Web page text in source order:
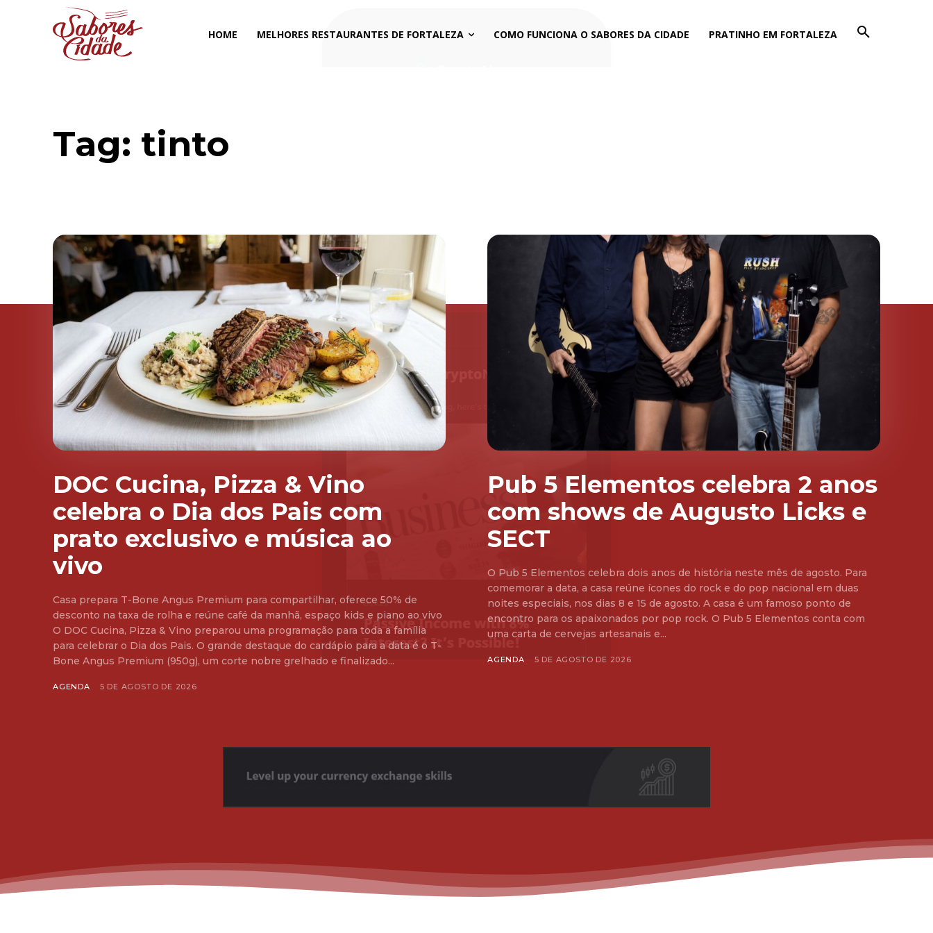
HOME MELHORES RESTAURANTES DE FORTALEZA COMO FUNCIONA O SABORES DA CIDADE PRATINHO EM FORTALEZA
Tag: tinto
DOC Cucina, Pizza & Vino
celebra o Dia dos Pais com
prato exclusivo e música ao
vivo
Casa prepara T-Bone Angus Premium para compartilhar, oferece 50% de
desconto na taxa de rolha e reúne café da manhã, espaço kids e piano ao vivo
O DOC Cucina, Pizza & Vino preparou uma programação para toda a família
para celebrar o Dia dos Pais. O grande destaque do cardápio para a data é o T-
Bone Angus Premium (950g), um corte nobre grelhado e finalizado...
AGENDA 5 DE AGOSTO DE 2026
Pub 5 Elementos celebra 2 anos
com shows de Augusto Licks e
SECT
O Pub 5 Elementos celebra dois anos de história neste mês de agosto. Para
comemorar a data, a casa reúne ícones do rock e do pop nacional em duas
noites especiais, nos dias 8 e 15 de agosto. A casa é um famoso ponto de
encontro para os apaixonados por pop rock. O Pub 5 Elementos conta com
uma carta de cervejas artesanais e...
AGENDA 5 DE AGOSTO DE 2026